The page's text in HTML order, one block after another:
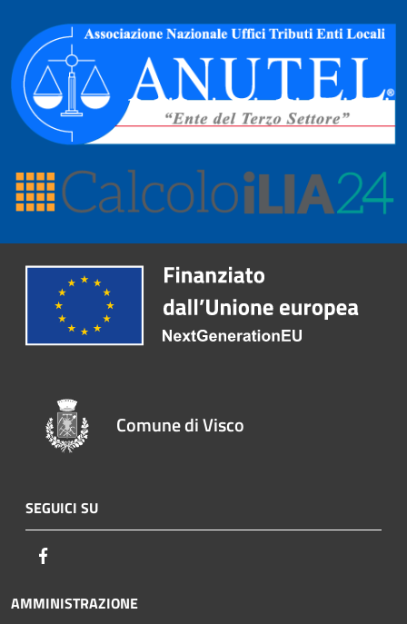
Comune di Visco
SEGUICI SU
AMMINISTRAZIONE